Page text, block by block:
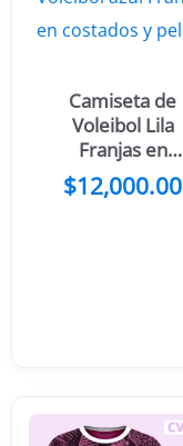
Camiseta de
Voleibol Lila
Franjas en
costados y
pelota
$12,000.00